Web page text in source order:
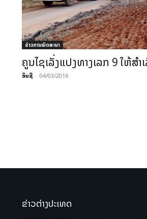
ຂ່າວການພັດທະນາ
ຄູນ​ໄຊ​ເລັ່ງ​ແປງ​ທາງ​ເລກ 9 ໃຫ້​ສຳ­
ອິນຊີ - 04/03/2016
ຂ່າວຕ່າງປະເທດ